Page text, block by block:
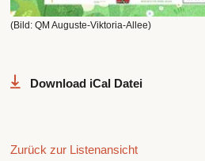
(Bild: QM Auguste-Viktoria-Allee)
Download iCal Datei
Zurück zur Listenansicht